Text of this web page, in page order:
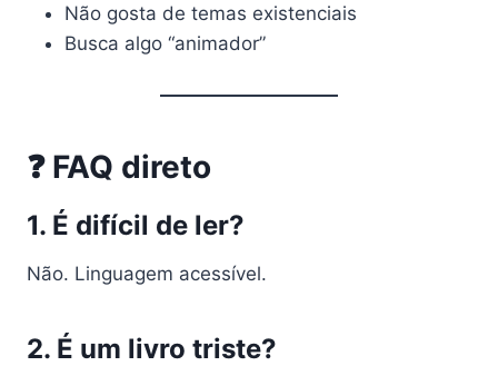
Não gosta de temas existenciais
Busca algo “animador”
❓ FAQ direto
1. É difícil de ler?
Não. Linguagem acessível.
2. É um livro triste?